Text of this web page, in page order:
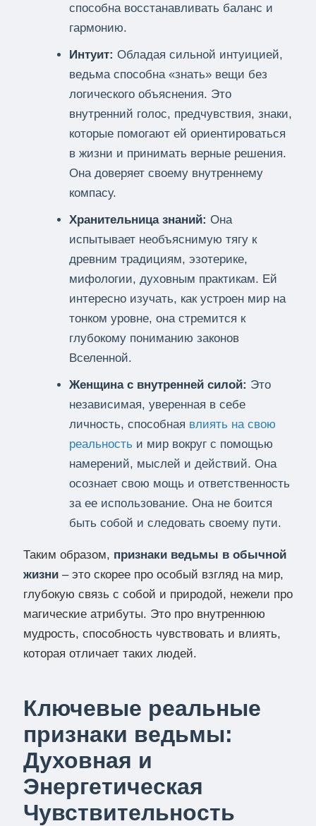
способна восстанавливать баланс и
гармонию.
Интуит: Обладая сильной интуицией,
ведьма способна «знать» вещи без
логического объяснения. Это
внутренний голос, предчувствия, знаки,
которые помогают ей ориентироваться
в жизни и принимать верные решения.
Она доверяет своему внутреннему
компасу.
Хранительница знаний: Она
испытывает необъяснимую тягу к
древним традициям, эзотерике,
мифологии, духовным практикам. Ей
интересно изучать, как устроен мир на
тонком уровне, она стремится к
глубокому пониманию законов
Вселенной.
Женщина с внутренней силой: Это
независимая, уверенная в себе
личность, способная влиять на свою
реальность и мир вокруг с помощью
намерений, мыслей и действий. Она
осознает свою мощь и ответственность
за ее использование. Она не боится
быть собой и следовать своему пути.
Таким образом, признаки ведьмы в обычной
жизни – это скорее про особый взгляд на мир,
глубокую связь с собой и природой, нежели про
магические атрибуты. Это про внутреннюю
мудрость, способность чувствовать и влиять,
которая отличает таких людей.
Ключевые реальные
признаки ведьмы:
Духовная и
Энергетическая
Чувствительность